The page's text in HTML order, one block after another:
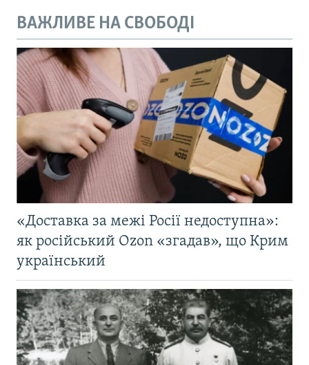
ВАЖЛИВЕ НА СВОБОДІ
«Доставка за межі Росії недоступна»:
як російський Ozon «згадав», що Крим
український